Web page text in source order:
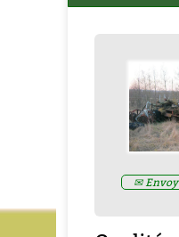
✉
VEHICULES ALLIES DE
par francois
Prix : 16.67€ HT